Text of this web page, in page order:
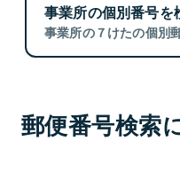
事業所の個別番号を
事業所の７けたの個別
郵便番号検索